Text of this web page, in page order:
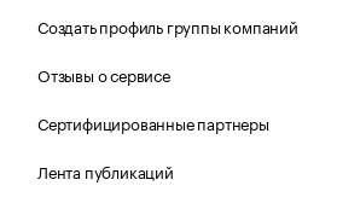
Создать профиль группы компаний
Отзывы о сервисе
Сертифицированные партнеры
Лента публикаций